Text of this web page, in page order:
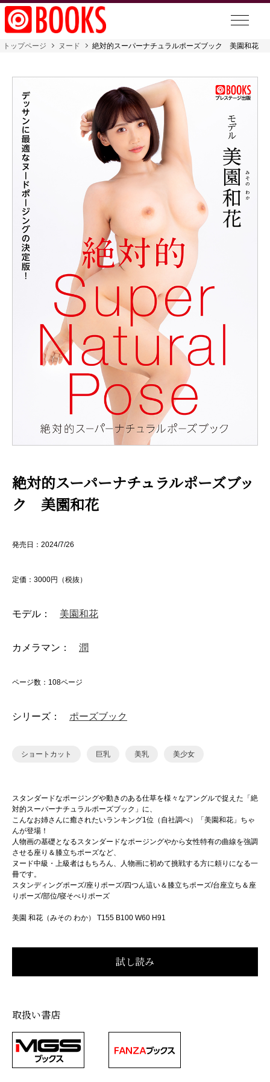
トップページ ヌード 絶対的スーパーナチュラルポーズブック 美園和花
絶対的スーパーナチュラルポーズブッ
ク 美園和花
発売日：2024/7/26
定価：3000円（税抜）
モデル： 美園和花
カメラマン： 潤
ページ数：108ページ
シリーズ： ポーズブック
ショートカット 巨乳 美乳 美少女
スタンダードなポージングや動きのある仕草を様々なアングルで捉えた「絶
対的スーパーナチュラルポーズブック」に、
こんなお姉さんに癒されたいランキング1位（自社調べ）「美園和花」ちゃ
んが登場！
人物画の基礎となるスタンダードなポージングやから女性特有の曲線を強調
させる座り＆膝立ちポーズなど、
ヌード中級・上級者はもちろん、人物画に初めて挑戦する方に頼りになる一
冊です。
スタンディングポーズ/座りポーズ/四つん這い＆膝立ちポーズ/台座立ち＆座
りポーズ/部位/寝そべりポーズ
美園 和花（みその わか） T155 B100 W60 H91
取扱い書店